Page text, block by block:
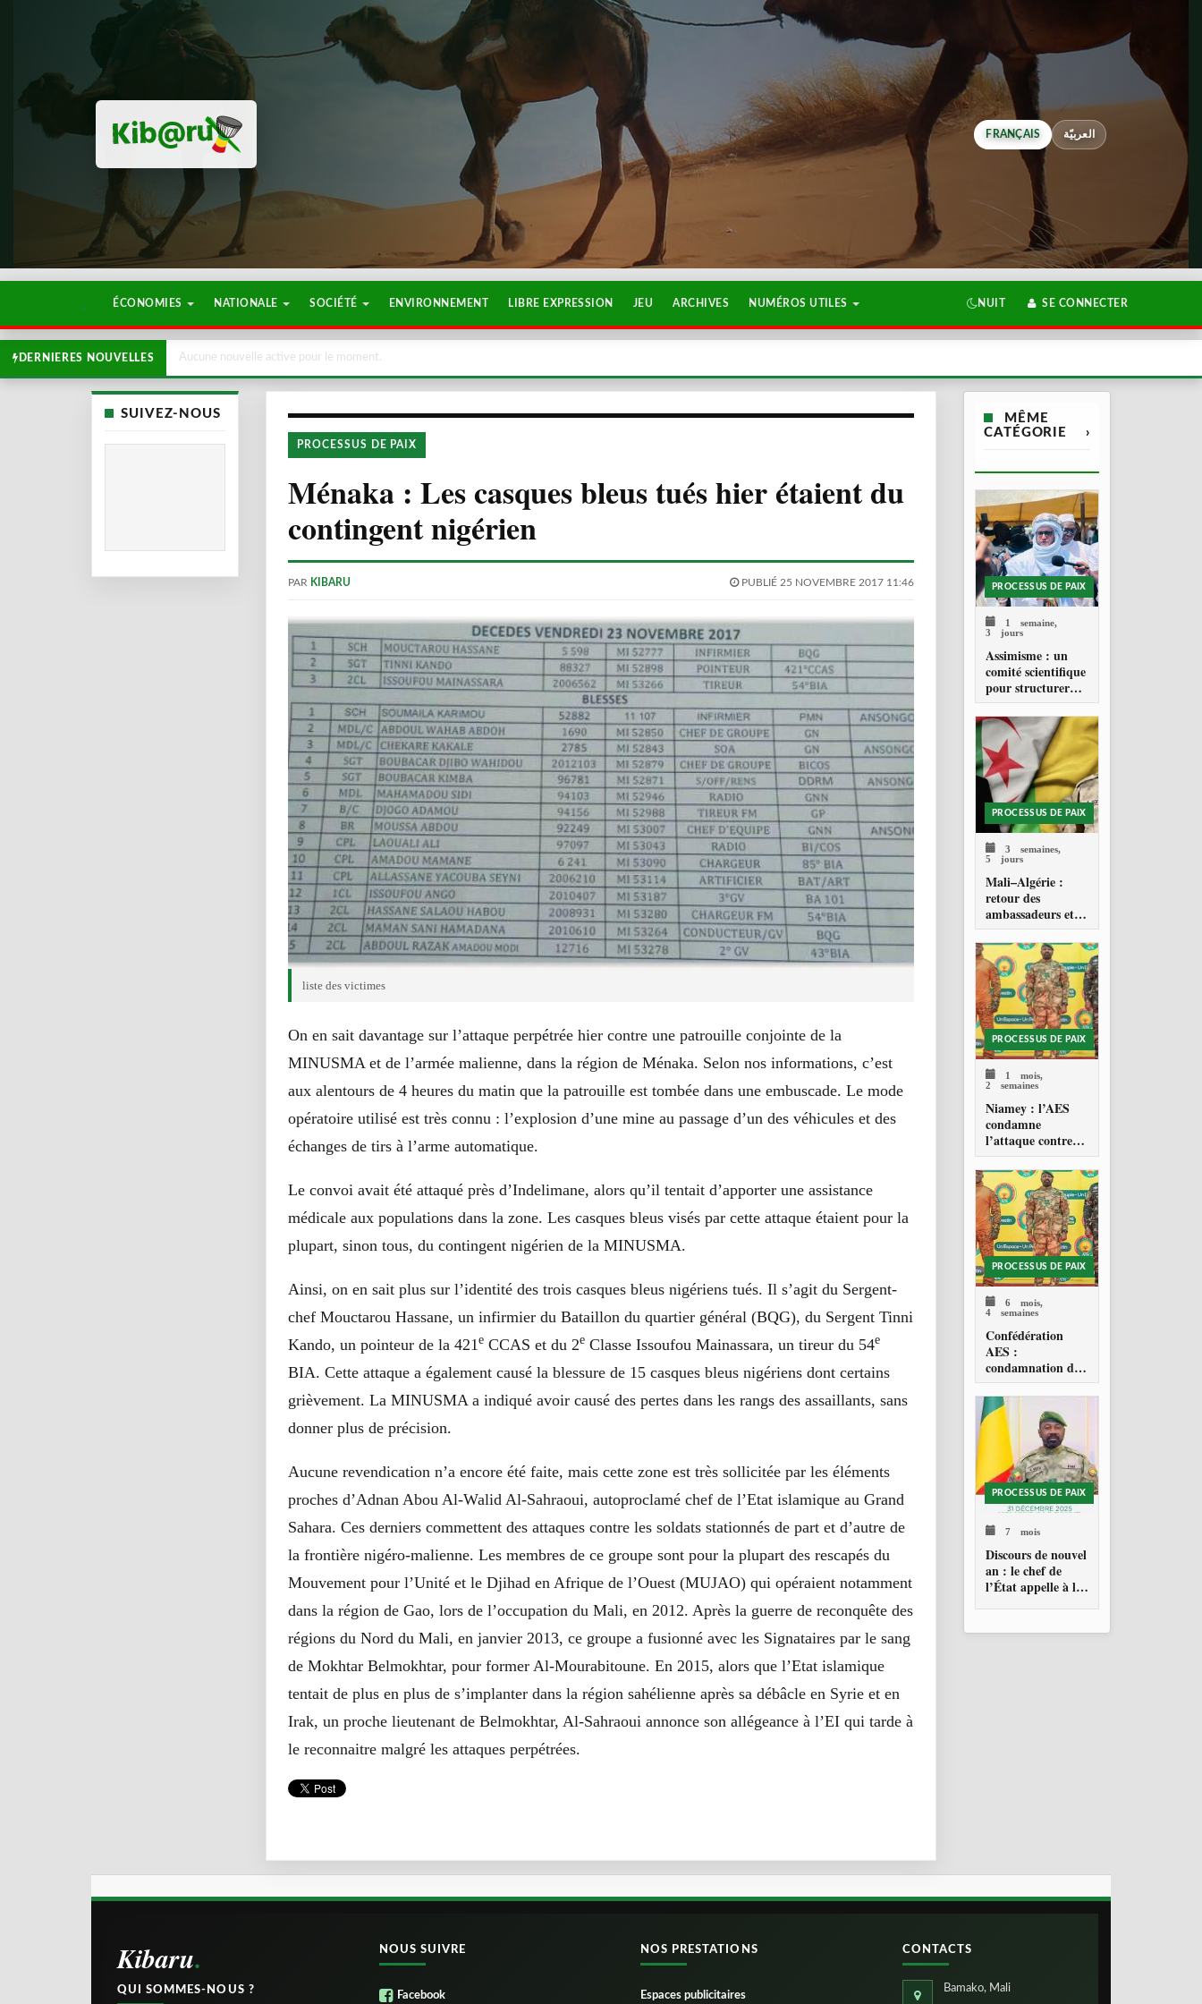
FRANÇAIS العربيّة
ÉCONOMIES NATIONALE SOCIÉTÉ ENVIRONNEMENT LIBRE EXPRESSION JEU ARCHIVES NUMÉROS UTILES NUIT SE CONNECTER
DERNIERES NOUVELLES Aucune nouvelle active pour le moment.
SUIVEZ-NOUS
PROCESSUS DE PAIX
Ménaka : Les casques bleus tués hier étaient du
contingent nigérien
PAR KIBARU PUBLIÉ 25 NOVEMBRE 2017 11:46
liste des victimes
On en sait davantage sur l’attaque perpétrée hier contre une patrouille conjointe de la
MINUSMA et de l’armée malienne, dans la région de Ménaka. Selon nos informations, c’est
aux alentours de 4 heures du matin que la patrouille est tombée dans une embuscade. Le mode
opératoire utilisé est très connu : l’explosion d’une mine au passage d’un des véhicules et des
échanges de tirs à l’arme automatique.
Le convoi avait été attaqué près d’Indelimane, alors qu’il tentait d’apporter une assistance
médicale aux populations dans la zone. Les casques bleus visés par cette attaque étaient pour la
plupart, sinon tous, du contingent nigérien de la MINUSMA.
Ainsi, on en sait plus sur l’identité des trois casques bleus nigériens tués. Il s’agit du Sergent-
chef Mouctarou Hassane, un infirmier du Bataillon du quartier général (BQG), du Sergent Tinni
Kando, un pointeur de la 421e CCAS et du 2e Classe Issoufou Mainassara, un tireur du 54e
BIA. Cette attaque a également causé la blessure de 15 casques bleus nigériens dont certains
grièvement. La MINUSMA a indiqué avoir causé des pertes dans les rangs des assaillants, sans
donner plus de précision.
Aucune revendication n’a encore été faite, mais cette zone est très sollicitée par les éléments
proches d’Adnan Abou Al-Walid Al-Sahraoui, autoproclamé chef de l’Etat islamique au Grand
Sahara. Ces derniers commettent des attaques contre les soldats stationnés de part et d’autre de
la frontière nigéro-malienne. Les membres de ce groupe sont pour la plupart des rescapés du
Mouvement pour l’Unité et le Djihad en Afrique de l’Ouest (MUJAO) qui opéraient notamment
dans la région de Gao, lors de l’occupation du Mali, en 2012. Après la guerre de reconquête des
régions du Nord du Mali, en janvier 2013, ce groupe a fusionné avec les Signataires par le sang
de Mokhtar Belmokhtar, pour former Al-Mourabitoune. En 2015, alors que l’Etat islamique
tentait de plus en plus de s’implanter dans la région sahélienne après sa débâcle en Syrie et en
Irak, un proche lieutenant de Belmokhtar, Al-Sahraoui annonce son allégeance à l’EI qui tarde à
le reconnaitre malgré les attaques perpétrées.
MÊME
CATÉGORIE
›
PROCESSUS DE PAIX
1 semaine,
3 jours
Assimisme : un
comité scientifique
pour structurer
une doctrine de la
refondation
PROCESSUS DE PAIX
3 semaines,
5 jours
Mali–Algérie :
retour des
ambassadeurs et
réouverture des
espaces aériens
PROCESSUS DE PAIX
1 mois,
2 semaines
Niamey : l’AES
condamne
l’attaque contre
l’aéroport Diori
Hamani
PROCESSUS DE PAIX
6 mois,
4 semaines
Confédération
AES :
condamnation de
l’action militaire
américaine au
Venezuela
PROCESSUS DE PAIX
7 mois
Discours de nouvel
an : le chef de
l’État appelle à la
Kibaru
QUI SOMMES-NOUS ?
NOUS SUIVRE
Facebook
NOS PRESTATIONS
Espaces publicitaires
CONTACTS
Bamako, Mali